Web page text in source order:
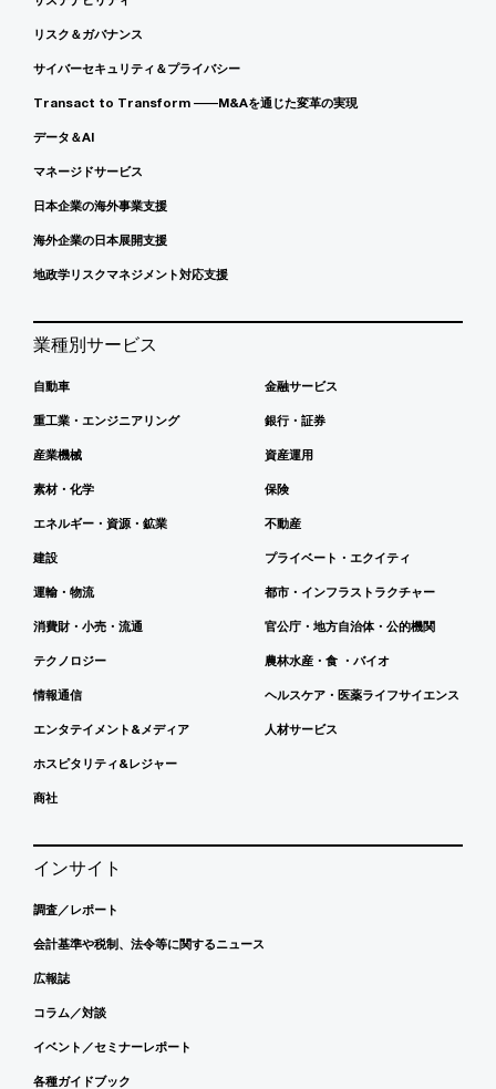
リスク＆ガバナンス
サイバーセキュリティ＆プライバシー
Transact to Transform ――M&Aを通じた変革の実現
データ＆AI
マネージドサービス
日本企業の海外事業支援
海外企業の日本展開支援
地政学リスクマネジメント対応支援
業種別サービス
自動車
重工業・エンジニアリング
産業機械
素材・化学
エネルギー・資源・鉱業
建設
運輸・物流
消費財・小売・流通
テクノロジー
情報通信
エンタテイメント&メディア
ホスピタリティ&レジャー
商社
金融サービス
銀行・証券
資産運用
保険
不動産
プライベート・エクイティ
都市・インフラストラクチャー
官公庁・地方自治体・公的機関
農林水産・食 ・バイオ
ヘルスケア・医薬ライフサイエンス
人材サービス
インサイト
調査／レポート
会計基準や税制、法令等に関するニュース
広報誌
コラム／対談
イベント／セミナーレポート
各種ガイドブック